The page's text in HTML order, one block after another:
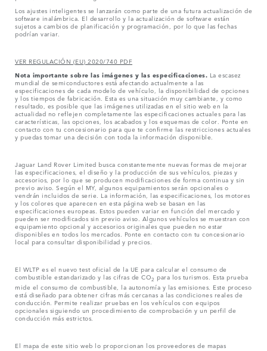
Los ajustes inteligentes se lanzarán como parte de una futura actualización de
software inalámbrica. El desarrollo y la actualización de software están
sujetos a cambios de planificación y programación, por lo que las fechas
podrían variar.
VER REGULACIÓN (EU) 2020/740 PDF
Nota importante sobre las imágenes y las especificaciones. La escasez
mundial de semiconductores está afectando actualmente a las
especificaciones de cada modelo de vehículo, la disponibilidad de opciones
y los tiempos de fabricación. Esta es una situación muy cambiante, y como
resultado, es posible que las imágenes utilizadas en el sitio web en la
actualidad no reflejen completamente las especificaciones actuales para las
características, las opciones, los acabados y los esquemas de color. Ponte en
contacto con tu concesionario para que te confirme las restricciones actuales
y puedas tomar una decisión con toda la información disponible.
Jaguar Land Rover Limited busca constantemente nuevas formas de mejorar
las especificaciones, el diseño y la producción de sus vehículos, piezas y
accesorios, por lo que se producen modificaciones de forma continua y sin
previo aviso. Según el MY, algunos equipamientos serán opcionales o
vendrán incluidos de serie. La información, las especificaciones, los motores
y los colores que aparecen en esta página web se basan en las
especificaciones europeas. Estos pueden variar en función del mercado y
pueden ser modificados sin previo aviso. Algunos vehículos se muestran con
equipamiento opcional y accesorios originales que pueden no estar
disponibles en todos los mercados. Ponte en contacto con tu concesionario
local para consultar disponibilidad y precios.
El WLTP es el nuevo test oficial de la UE para calcular el consumo de
combustible estandarizado y las cifras de CO2 para los turismos. Esta prueba
mide el consumo de combustible, la autonomía y las emisiones. Este proceso
está diseñado para obtener cifras más cercanas a las condiciones reales de
conducción. Permite realizar pruebas en los vehículos con equipos
opcionales siguiendo un procedimiento de comprobación y un perfil de
conducción más estrictos.
El mapa de este sitio web lo proporcionan los proveedores de mapas